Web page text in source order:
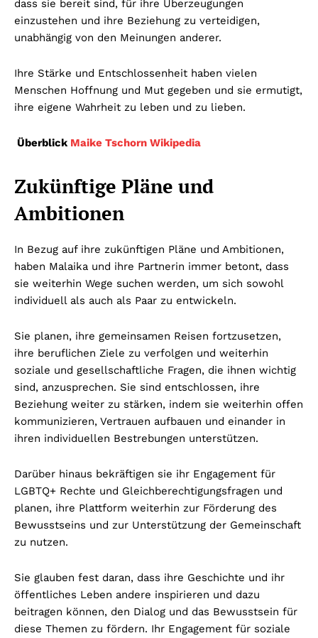
dass sie bereit sind, für ihre Überzeugungen
einzustehen und ihre Beziehung zu verteidigen,
unabhängig von den Meinungen anderer.
Ihre Stärke und Entschlossenheit haben vielen
Menschen Hoffnung und Mut gegeben und sie ermutigt,
ihre eigene Wahrheit zu leben und zu lieben.
Überblick Maike Tschorn Wikipedia
Zukünftige Pläne und
Ambitionen
In Bezug auf ihre zukünftigen Pläne und Ambitionen,
haben Malaika und ihre Partnerin immer betont, dass
sie weiterhin Wege suchen werden, um sich sowohl
individuell als auch als Paar zu entwickeln.
Sie planen, ihre gemeinsamen Reisen fortzusetzen,
ihre beruflichen Ziele zu verfolgen und weiterhin
soziale und gesellschaftliche Fragen, die ihnen wichtig
sind, anzusprechen. Sie sind entschlossen, ihre
Beziehung weiter zu stärken, indem sie weiterhin offen
kommunizieren, Vertrauen aufbauen und einander in
ihren individuellen Bestrebungen unterstützen.
Darüber hinaus bekräftigen sie ihr Engagement für
LGBTQ+ Rechte und Gleichberechtigungsfragen und
planen, ihre Plattform weiterhin zur Förderung des
Bewusstseins und zur Unterstützung der Gemeinschaft
zu nutzen.
Sie glauben fest daran, dass ihre Geschichte und ihr
öffentliches Leben andere inspirieren und dazu
beitragen können, den Dialog und das Bewusstsein für
diese Themen zu fördern. Ihr Engagement für soziale